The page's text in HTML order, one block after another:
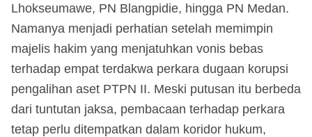
Lhokseumawe, PN Blangpidie, hingga PN Medan.
Namanya menjadi perhatian setelah memimpin
majelis hakim yang menjatuhkan vonis bebas
terhadap empat terdakwa perkara dugaan korupsi
pengalihan aset PTPN II. Meski putusan itu berbeda
dari tuntutan jaksa, pembacaan terhadap perkara
tetap perlu ditempatkan dalam koridor hukum,